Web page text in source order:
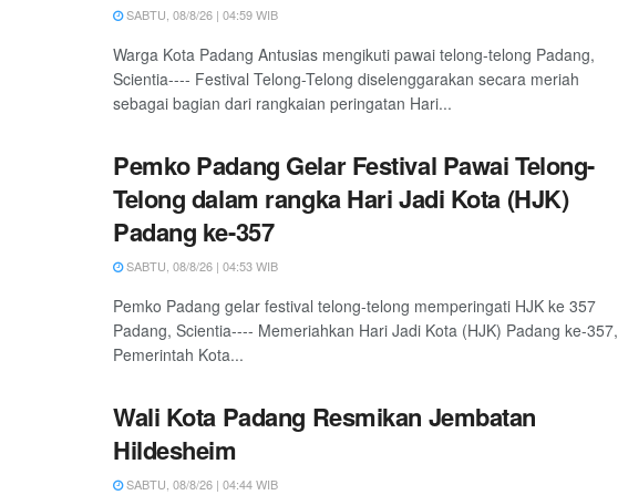
SABTU, 08/8/26 | 04:59 WIB
Warga Kota Padang Antusias mengikuti pawai telong-telong Padang,
Scientia---- Festival Telong-Telong diselenggarakan secara meriah
sebagai bagian dari rangkaian peringatan Hari...
Pemko Padang Gelar Festival Pawai Telong-
Telong dalam rangka Hari Jadi Kota (HJK)
Padang ke-357
SABTU, 08/8/26 | 04:53 WIB
Pemko Padang gelar festival telong-telong memperingati HJK ke 357
Padang, Scientia---- Memeriahkan Hari Jadi Kota (HJK) Padang ke-357,
Pemerintah Kota...
Wali Kota Padang Resmikan Jembatan
Hildesheim
SABTU, 08/8/26 | 04:44 WIB